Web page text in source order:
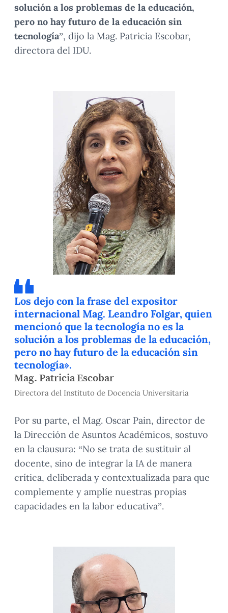
solución a los problemas de la educación,
pero no hay futuro de la educación sin
tecnología”, dijo la Mag. Patricia Escobar,
directora del IDU.
Los dejo con la frase del expositor
internacional Mag. Leandro Folgar, quien
mencionó que la tecnología no es la
solución a los problemas de la educación,
pero no hay futuro de la educación sin
tecnología».
Mag. Patricia Escobar
Directora del Instituto de Docencia Universitaria
Por su parte, el Mag. Oscar Pain, director de
la Dirección de Asuntos Académicos, sostuvo
en la clausura: “No se trata de sustituir al
docente, sino de integrar la IA de manera
crítica, deliberada y contextualizada para que
complemente y amplíe nuestras propias
capacidades en la labor educativa”.